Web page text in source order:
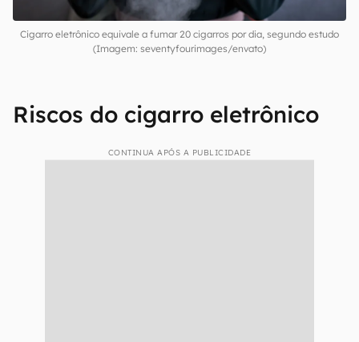
Cigarro eletrônico equivale a fumar 20 cigarros por dia, segundo estudo
(Imagem: seventyfourimages/envato)
Riscos do cigarro eletrônico
CONTINUA APÓS A PUBLICIDADE